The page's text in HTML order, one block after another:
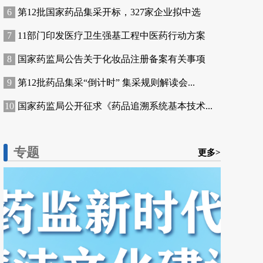
第12批国家药品集采开标，327家企业拟中选
11部门印发医疗卫生强基工程中医药行动方案
国家药监局公告关于化妆品注册备案有关事项
第12批药品集采“倒计时” 集采规则解读会...
国家药监局公开征求《药品追溯系统基本技术...
专题 更多>